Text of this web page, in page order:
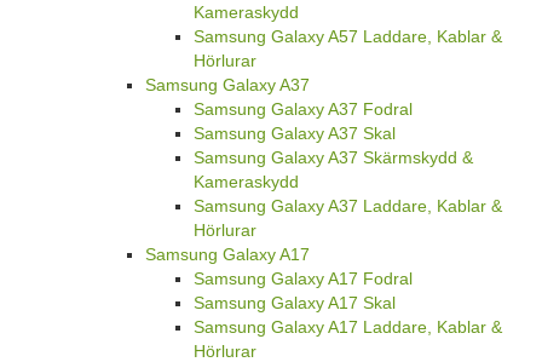
Kameraskydd
Samsung Galaxy A57 Laddare, Kablar &
Hörlurar
Samsung Galaxy A37
Samsung Galaxy A37 Fodral
Samsung Galaxy A37 Skal
Samsung Galaxy A37 Skärmskydd &
Kameraskydd
Samsung Galaxy A37 Laddare, Kablar &
Hörlurar
Samsung Galaxy A17
Samsung Galaxy A17 Fodral
Samsung Galaxy A17 Skal
Samsung Galaxy A17 Laddare, Kablar &
Hörlurar